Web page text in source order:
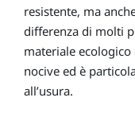
resistente, ma
differenza di molti
materiale
nocive ed è
all’usura.